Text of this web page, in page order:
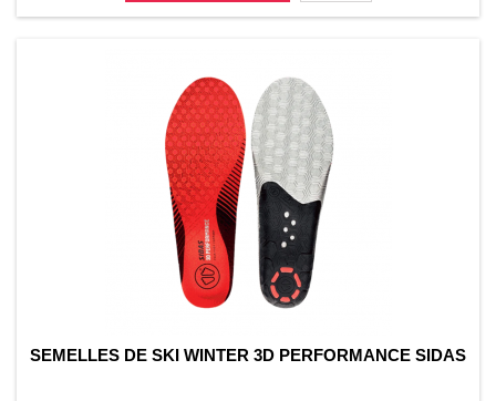
SEMELLES DE SKI WINTER 3D PERFORMANCE SIDAS